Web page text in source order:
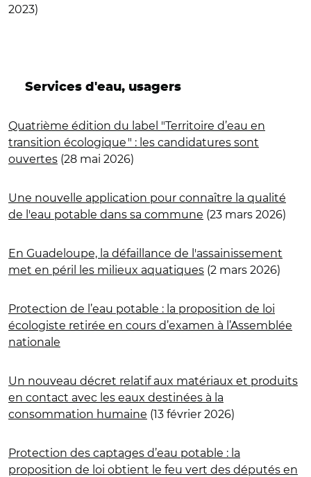
2023)
Services d'eau, usagers
Quatrième édition du label "Territoire d’eau en
transition écologique " : les candidatures sont
ouvertes (28 mai 2026)
Une nouvelle application pour connaître la qualité
de l'eau potable dans sa commune (23 mars 2026)
En Guadeloupe, la défaillance de l'assainissement
met en péril les milieux aquatiques (2 mars 2026)
Protection de l’eau potable : la proposition de loi
écologiste retirée en cours d’examen à l’Assemblée
nationale
Un nouveau décret relatif aux matériaux et produits
en contact avec les eaux destinées à la
consommation humaine (13 février 2026)
Protection des captages d’eau potable : la
proposition de loi obtient le feu vert des députés en